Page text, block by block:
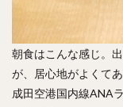
朝食はこんな感じ。
が、居心地がよくて
成田空港国内線ANA